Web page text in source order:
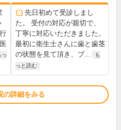
っ
先日初めて受診しまし
た。 受付の対応が親切で、
丁寧に対応いただきました。
最初に衛生士さんに歯と歯茎
の状態を見て頂き、ブ...
も
っと読む
の詳細をみる